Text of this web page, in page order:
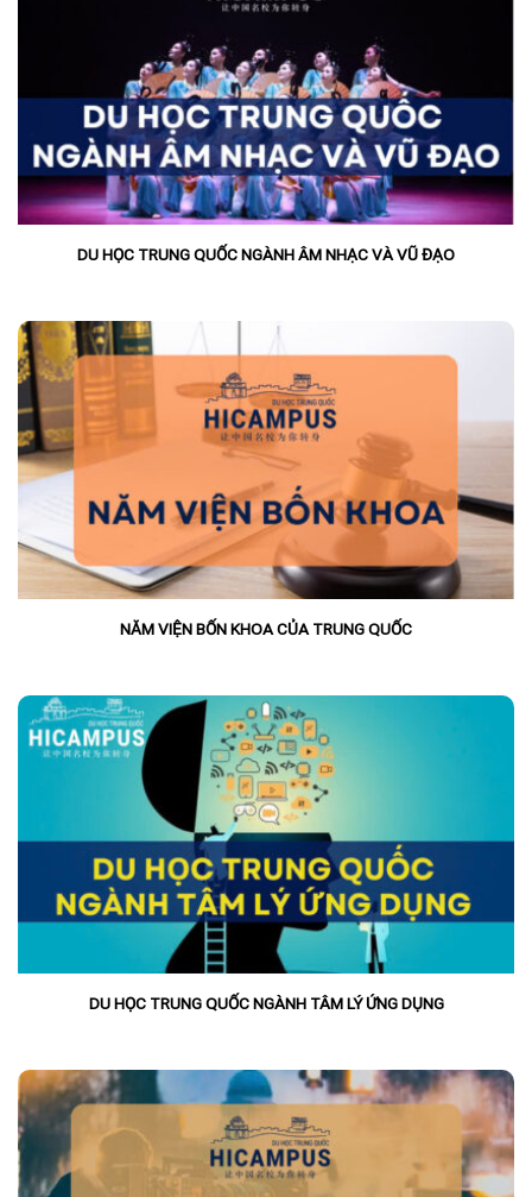
DU HỌC TRUNG QUỐC NGÀNH ÂM NHẠC VÀ VŨ ĐẠO
NĂM VIỆN BỐN KHOA CỦA TRUNG QUỐC
DU HỌC TRUNG QUỐC NGÀNH TÂM LÝ ỨNG DỤNG